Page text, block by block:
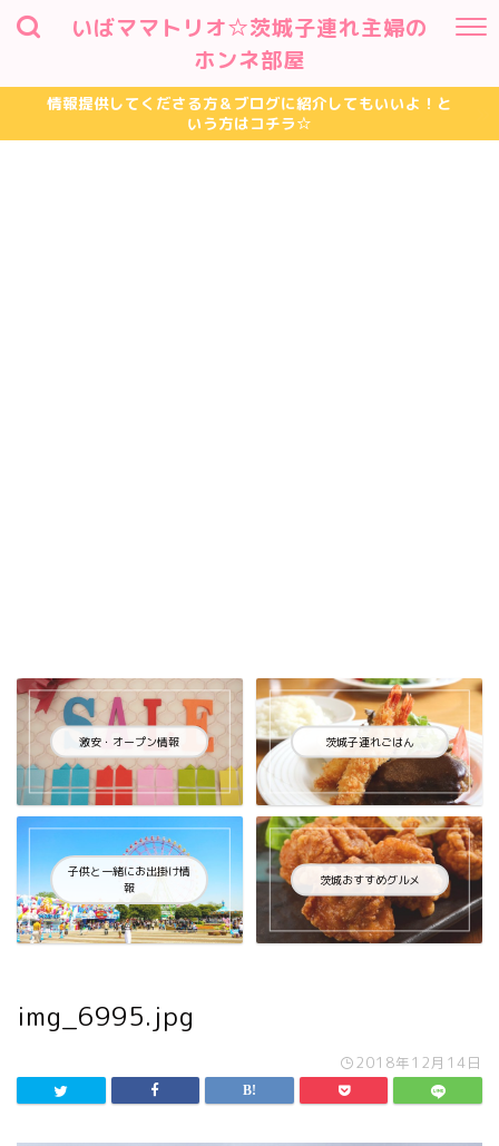
いばママトリオ☆茨城子連れ主婦の
ホンネ部屋
情報提供してくださる方＆ブログに紹介してもいいよ！と
いう方はコチラ☆
激安・オープン情報 茨城子連れごはん
子供と一緒にお出掛け情
報
茨城おすすめグルメ
img_6995.jpg
2018年12月14日